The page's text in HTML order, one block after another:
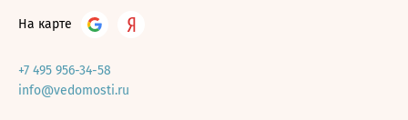
На карте
+7 495 956-34-58
info@vedomosti.ru